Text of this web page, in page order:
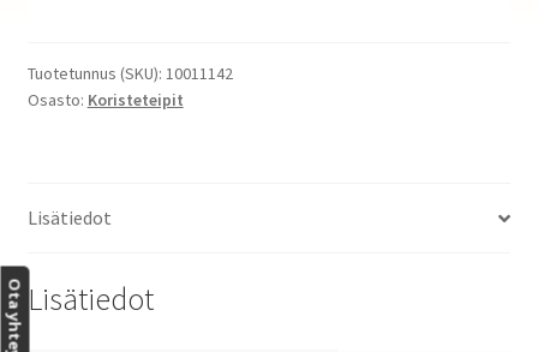
Tuotetunnus (SKU): 10011142
Osasto: Koristeteipit
Lisätiedot
Lisätiedot